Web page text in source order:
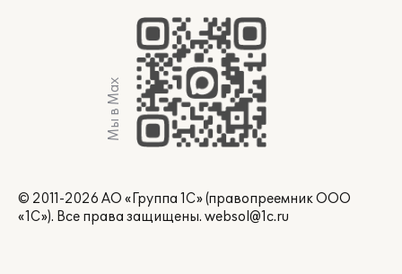
Мы в Max
© 2011-2026 АО «Группа 1С» (правопреемник ООО
«1С»). Все права защищены. websol@1c.ru